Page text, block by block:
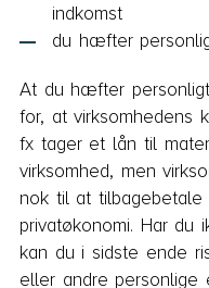
indkomst
du hæfter
At du hæfter
for, at virksomhedens
fx tager et lån til
virksomhed, men
nok til at
privatøkonomi. Har du
kan du i sidste ende
eller andre personlige